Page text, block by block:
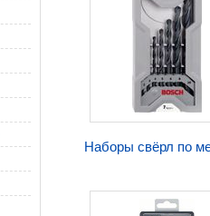
Наборы свёрл по